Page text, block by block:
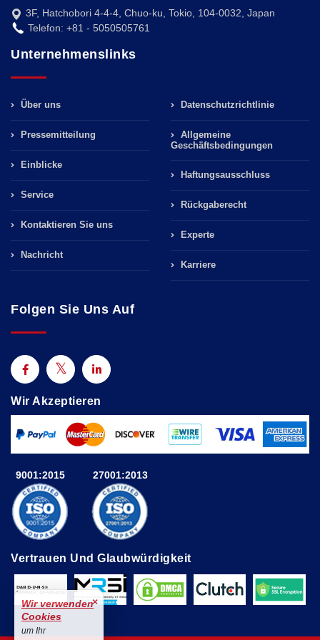
3F, Hatchobori 4-4-4, Chuo-ku, Tokio, 104-0032, Japan
Telefon: +81 - 5050505761
Unternehmenslinks
Über uns
Pressemitteilung
Einblicke
Service
Kontaktieren Sie uns
Nachricht
Datenschutzrichtlinie
Allgemeine
Geschäftsbedingungen
Haftungsausschluss
Rückgaberecht
Experte
Karriere
Folgen Sie Uns Auf
Wir Akzeptieren
9001:2015 27001:2013
Vertrauen Und Glaubwürdigkeit
Wir verwenden
Cookies
×
um Ihr